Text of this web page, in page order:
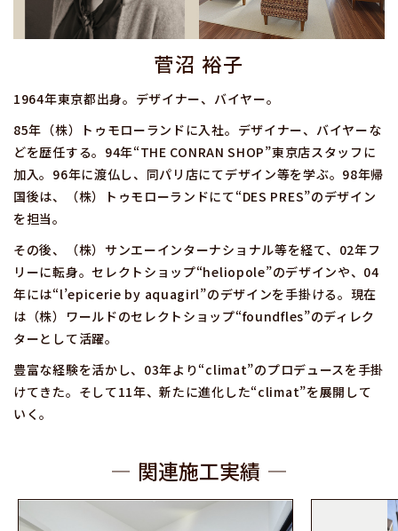
菅沼 裕子
1964年東京都出身。デザイナー、バイヤー。
85年（株）トゥモローランドに入社。デザイナー、バイヤーな
どを歴任する。94年“THE CONRAN SHOP”東京店スタッフに
加入。96年に渡仏し、同パリ店にてデザイン等を学ぶ。98年帰
国後は、（株）トゥモローランドにて“DES PRES”のデザイン
を担当。
その後、（株）サンエーインターナショナル等を経て、02年フ
リーに転身。セレクトショップ“heliopole”のデザインや、04
年には“l’epicerie by aquagirl”のデザインを手掛ける。現在
は（株）ワールドのセレクトショップ“foundfles”のディレク
ターとして活躍。
豊富な経験を活かし、03年より“climat”のプロデュースを手掛
けてきた。そして11年、新たに進化した“climat”を展開して
いく。
関連施工実績